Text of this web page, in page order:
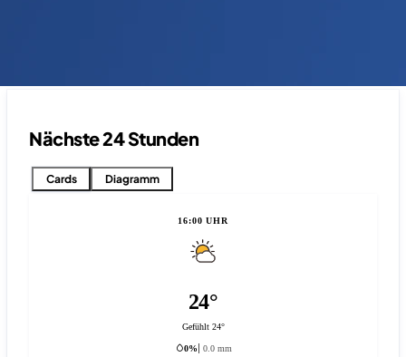
Nächste 24 Stunden
Cards Diagramm
16:00 UHR
24°
Gefühlt 24°
0%
0.0 mm